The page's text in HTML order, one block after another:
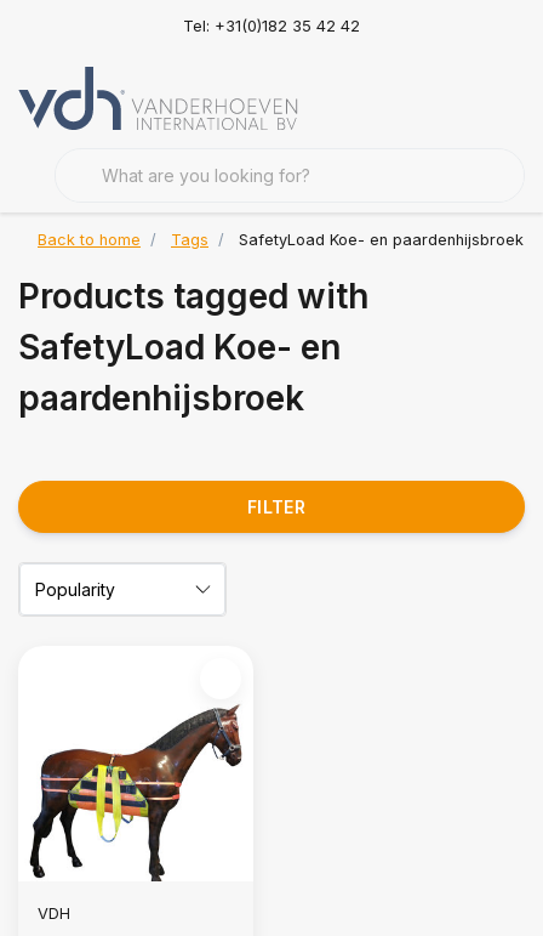
Tel: +31(0)182 35 42 42
Back to home Tags SafetyLoad Koe- en paardenhijsbroek
Products tagged with
SafetyLoad Koe- en
paardenhijsbroek
FILTER
VDH